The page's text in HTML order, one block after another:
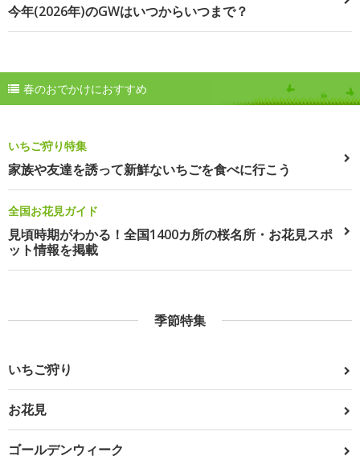
今年(2026年)のGWはいつからいつまで？
春のおでかけにおすすめ
いちご狩り特集
家族や友達を誘って新鮮ないちごを食べに行こう
全国お花見ガイド
見頃時期がわかる！全国1400カ所の桜名所・お花見スポ
ット情報を掲載
季節特集
いちご狩り
お花見
ゴールデンウィーク